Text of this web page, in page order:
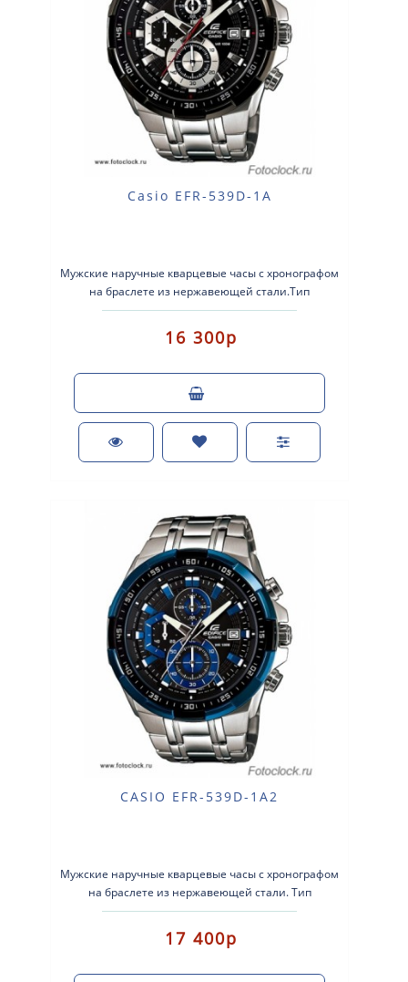
Casio EFR-539D-1A
Мужские наручные кварцевые часы с хронографом
на браслете из нержавеющей стали.Тип
механизма: кварцевые.Корпус: нержавеющая
сталь..
16 300р
CASIO EFR-539D-1A2
Мужские наручные кварцевые часы с хронографом
на браслете из нержавеющей стали. Тип
механизма: кварцевые. Корпус: нержавеюща..
17 400р